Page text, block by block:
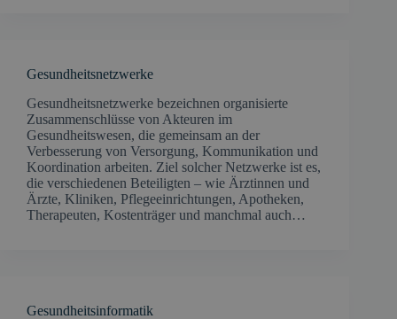
Gesundheitsnetzwerke
Gesundheitsnetzwerke bezeichnen organisierte
Zusammenschlüsse von Akteuren im
Gesundheitswesen, die gemeinsam an der
Verbesserung von Versorgung, Kommunikation und
Koordination arbeiten. Ziel solcher Netzwerke ist es,
die verschiedenen Beteiligten – wie Ärztinnen und
Ärzte, Kliniken, Pflegeeinrichtungen, Apotheken,
Therapeuten, Kostenträger und manchmal auch…
Gesundheitsinformatik